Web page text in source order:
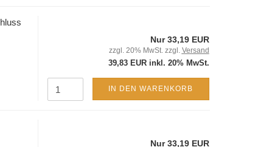
Nur 33,19 EUR
zzgl. 20% MwSt. zzgl. Versand
39,83 EUR inkl. 20% MwSt.
IN DEN WARENKORB
Nur 33,19 EUR